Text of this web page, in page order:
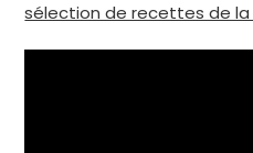
sélection de recettes de